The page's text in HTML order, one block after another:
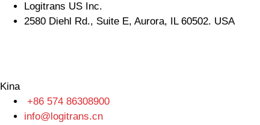
Logitrans US Inc.
2580 Diehl Rd., Suite E, Aurora, IL 60502. USA
Kina
+86 574 86308900
info@logitrans.cn